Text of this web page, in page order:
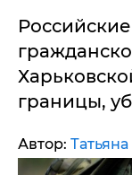
границы,
Автор: